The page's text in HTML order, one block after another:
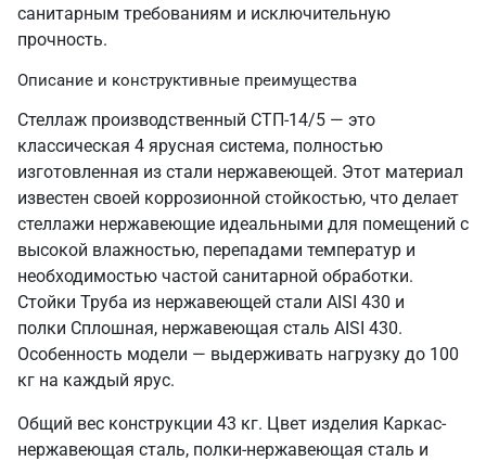
санитарным требованиям и исключительную
прочность.
Описание и конструктивные преимущества
Стеллаж производственный СТП-14/5 — это
классическая 4 ярусная система, полностью
изготовленная из стали нержавеющей. Этот материал
известен своей коррозионной стойкостью, что делает
стеллажи нержавеющие идеальными для помещений с
высокой влажностью, перепадами температур и
необходимостью частой санитарной обработки.
Стойки Труба из нержавеющей стали AISI 430 и
полки Сплошная, нержавеющая сталь AISI 430.
Особенность модели — выдерживать нагрузку до 100
кг на каждый ярус.
Общий вес конструкции 43 кг. Цвет изделия Каркас-
нержавеющая сталь, полки-нержавеющая сталь и